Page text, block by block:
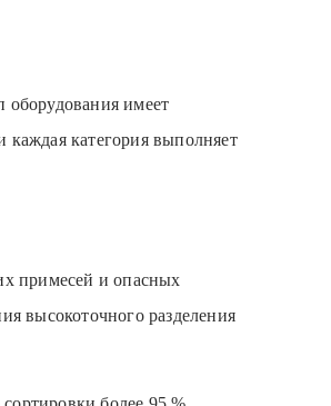
оборудования имеет
каждая категория выполняет
примесей и опасных
высокоточного разделения